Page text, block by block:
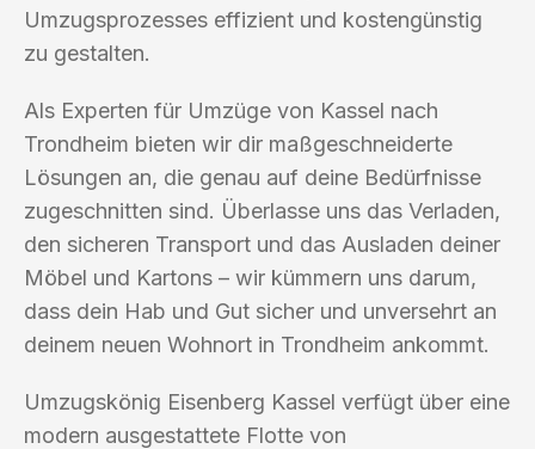
Umzugsprozesses effizient und kostengünstig
zu gestalten.
Als Experten für Umzüge von Kassel nach
Trondheim bieten wir dir maßgeschneiderte
Lösungen an, die genau auf deine Bedürfnisse
zugeschnitten sind. Überlasse uns das Verladen,
den sicheren Transport und das Ausladen deiner
Möbel und Kartons – wir kümmern uns darum,
dass dein Hab und Gut sicher und unversehrt an
deinem neuen Wohnort in Trondheim ankommt.
Umzugskönig Eisenberg Kassel verfügt über eine
modern ausgestattete Flotte von